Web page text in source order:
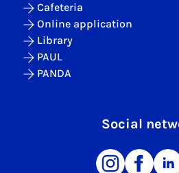
Cafeteria
Online application
Library
PAUL
PANDA
Social